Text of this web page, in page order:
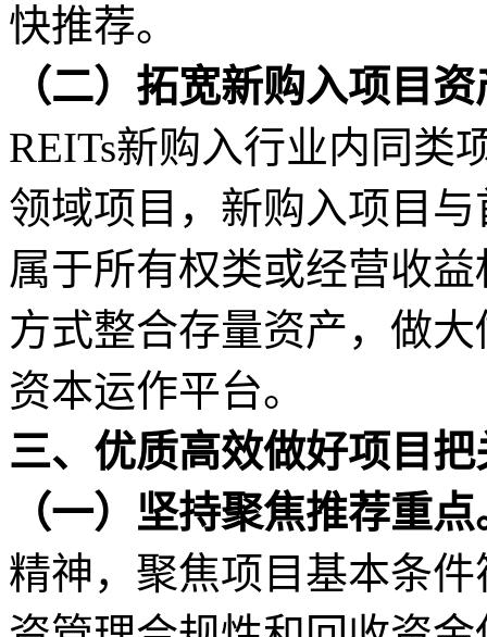
快推荐。
（二）拓宽新购入项目
REITs新购入行业内同类
领域项目，新购入项目
属于所有权类或经营收
方式整合存量资产，做
资本运作平台。
三、优质高效做好项目把
（一）坚持聚焦推荐重点
精神，聚焦项目基本条